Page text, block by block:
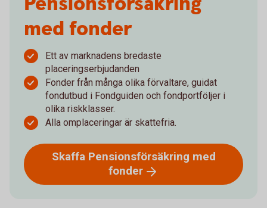
med fonder
Ett av marknadens bredaste
placeringserbjudanden
Fonder från många olika förvaltare, guidat
fondutbud i Fondguiden och fondportföljer i
olika riskklasser.
Alla omplaceringar är skattefria.
Skaffa Pensionsförsäkring med
fonder